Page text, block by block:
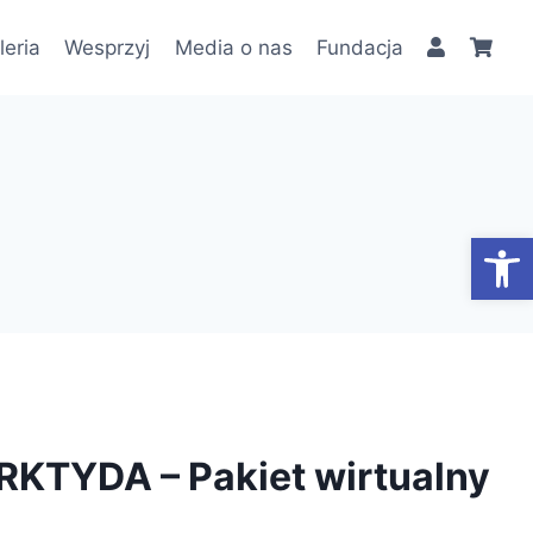
Wesprzyj Media o nas Fundacja
– Pakiet wirtualny